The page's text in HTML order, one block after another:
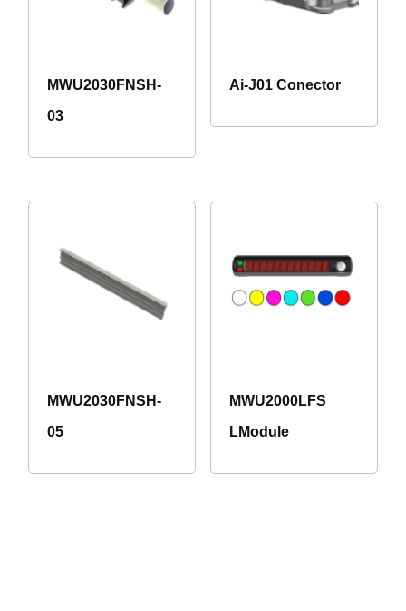
MWU2030FNSH-
03
Ai-J01 Conector
MWU2030FNSH-
05
MWU2000LFS
LModule